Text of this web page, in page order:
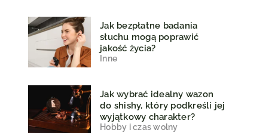
Jak bezpłatne badania
słuchu mogą poprawić
jakość życia?
Inne
Jak wybrać idealny wazon
do shishy, który podkreśli jej
wyjątkowy charakter?
Hobby i czas wolny